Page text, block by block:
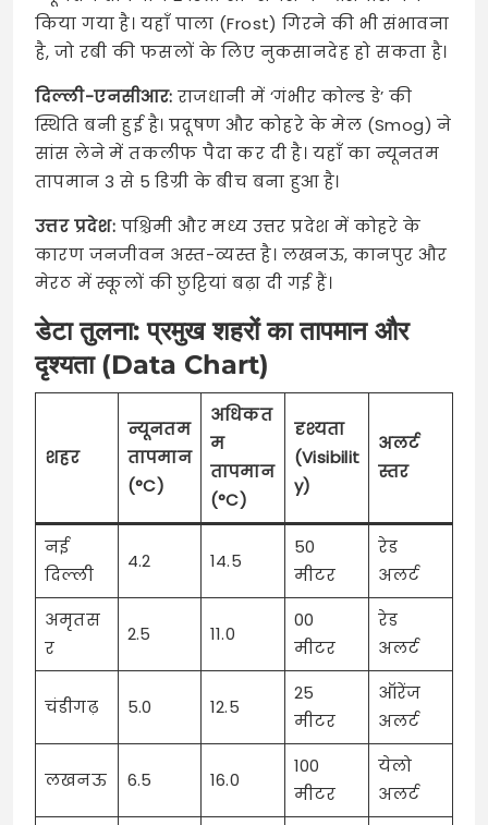
किया गया है। यहाँ पाला (Frost) गिरने की भी संभावना
है, जो रबी की फसलों के लिए नुकसानदेह हो सकता है।
दिल्ली-एनसीआर: राजधानी में ‘गंभीर कोल्ड डे’ की
स्थिति बनी हुई है। प्रदूषण और कोहरे के मेल (Smog) ने
सांस लेने में तकलीफ पैदा कर दी है। यहाँ का न्यूनतम
तापमान 3 से 5 डिग्री के बीच बना हुआ है।
उत्तर प्रदेश: पश्चिमी और मध्य उत्तर प्रदेश में कोहरे के
कारण जनजीवन अस्त-व्यस्त है। लखनऊ, कानपुर और
मेरठ में स्कूलों की छुट्टियां बढ़ा दी गई हैं।
डेटा तुलना: प्रमुख शहरों का तापमान और
दृश्यता (Data Chart)
शहर
न्यूनतम
तापमान
(°C)
अधिकत
म
तापमान
(°C)
दृश्यता
(Visibilit
y)
अलर्ट
स्तर
नई
दिल्ली
4.2 14.5
50
मीटर
रेड
अलर्ट
अमृतस
र
2.5 11.0
00
मीटर
रेड
अलर्ट
चंडीगढ़ 5.0 12.5
25
मीटर
ऑरेंज
अलर्ट
लखनऊ 6.5 16.0
100
मीटर
येलो
अलर्ट